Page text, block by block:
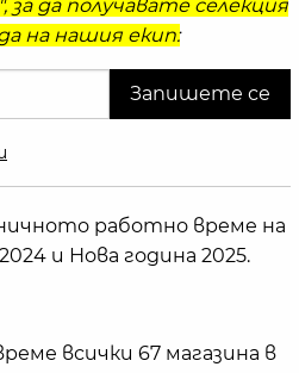
да получавате селекция
на нашия екип:
работно време на
и Нова година 2025.
всички 67 магазина в